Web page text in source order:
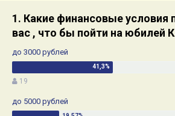
1. Какие финансовые
вас , что бы пойти на юбилей
до 3000 рублей
19
до 5000 рублей